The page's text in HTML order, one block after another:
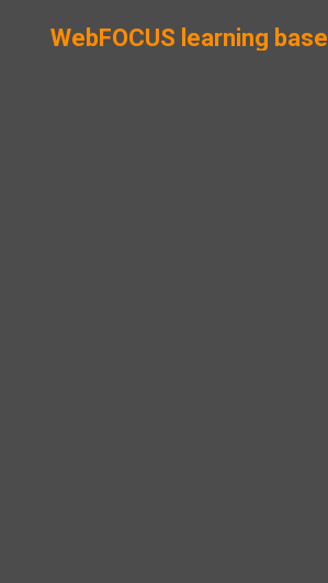
WebFOCUS learning base